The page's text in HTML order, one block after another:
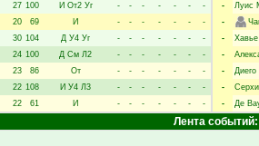
27 100 И От2 Уг - - - - - -
-
20 69 И - - - - - -
-
30 104 Д У4 Уг - - - - - -
-
24 100 Д См Л2 - - - - - -
-
23 86 От - - - - - -
-
22 108 И У4 Л3 - - - - - -
-
22 61 И - - - - - - -
-
Луис
-
-
-
-
-
-
Де
Лента событий: